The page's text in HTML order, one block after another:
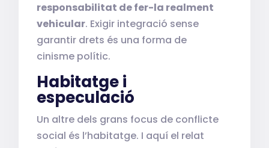
responsabilitat de fer-la realment
vehicular. Exigir integració sense
garantir drets és una forma de
cinisme polític.
Habitatge i
especulació
Un altre dels grans focus de conflicte
social és l’habitatge. I aquí el relat